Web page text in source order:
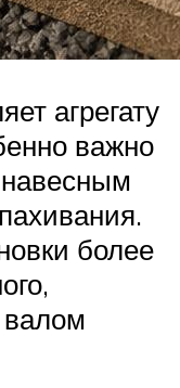
агрегату
важно
более